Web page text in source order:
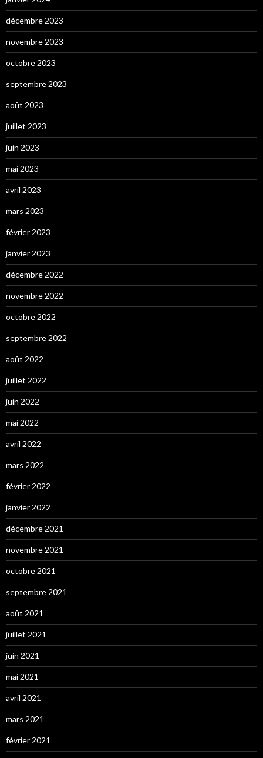
décembre 2023
novembre 2023
octobre 2023
septembre 2023
août 2023
juillet 2023
juin 2023
mai 2023
avril 2023
mars 2023
février 2023
janvier 2023
décembre 2022
novembre 2022
octobre 2022
septembre 2022
août 2022
juillet 2022
juin 2022
mai 2022
avril 2022
mars 2022
février 2022
janvier 2022
décembre 2021
novembre 2021
octobre 2021
septembre 2021
août 2021
juillet 2021
juin 2021
mai 2021
avril 2021
mars 2021
février 2021